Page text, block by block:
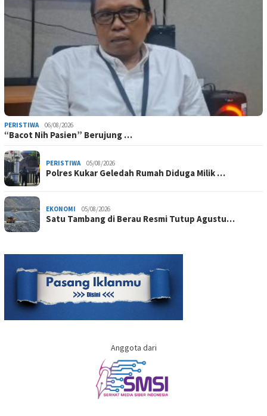
PERISTIWA 06/08/2026
“Bacot Nih Pasien” Berujung …
PERISTIWA 05/08/2026
Polres Kukar Geledah Rumah Diduga Milik …
EKONOMI 05/08/2026
Satu Tambang di Berau Resmi Tutup Agustu…
Anggota dari